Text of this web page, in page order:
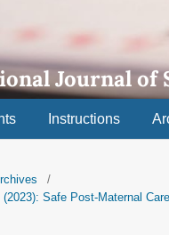
Journal of
Instructions
/
Safe Post-Maternal